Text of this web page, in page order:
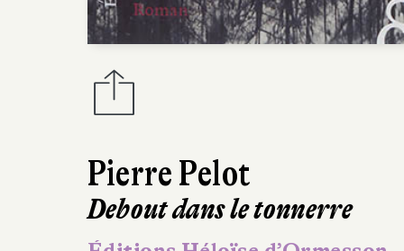
Pierre Pelot
Debout dans le tonnerre